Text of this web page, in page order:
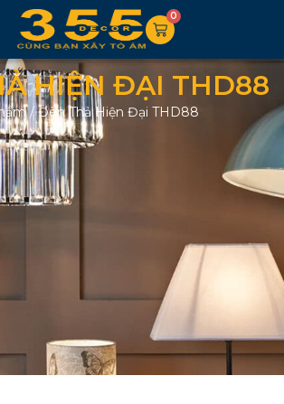
0
HIỆN ĐẠI THD88
/Đèn Thả Hiện Đại THD88